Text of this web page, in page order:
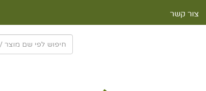
צור קשר